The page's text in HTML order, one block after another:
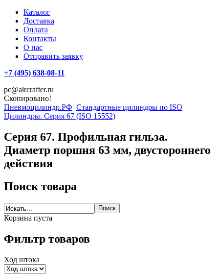
Каталог
Доставка
Оплата
Контакты
О нас
Отправить заявку
+7 (495) 638-08-11
pc@aircrafter.ru
Скопировано!
Пневмоцилиндр.РФ Стандартные цилиндры по ISO
Цилиндры. Серия 67 (ISO 15552)
Серия 67. Профильная гильза.
Диаметр поршня 63 мм, двустороннего
действия
Поиск товара
Корзина пуста
Фильтр товаров
Ход штока